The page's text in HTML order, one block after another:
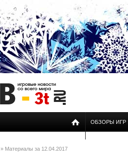
ОБЗОРЫ ИГР
» Материалы за 12.04.2017